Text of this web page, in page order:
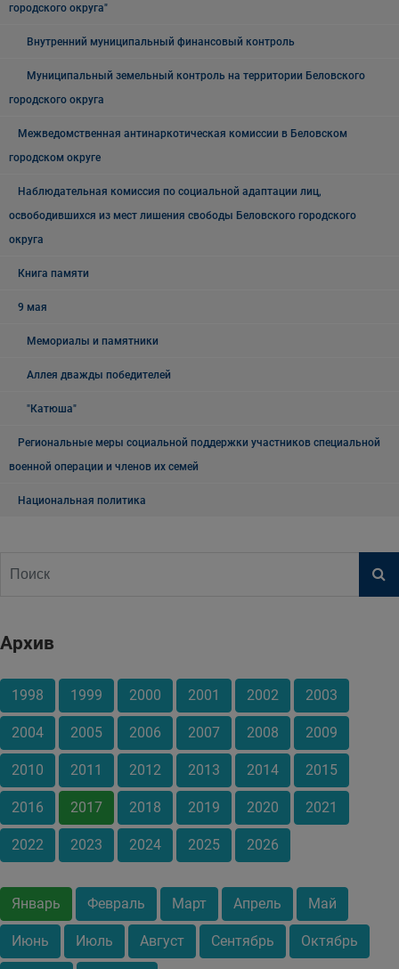
городского округа"
Внутренний муниципальный финансовый контроль
Муниципальный земельный контроль на территории Беловского
городского округа
Межведомственная антинаркотическая комиссии в Беловском
городском округе
Наблюдательная комиссия по социальной адаптации лиц,
освободившихся из мест лишения свободы Беловского городского
округа
Книга памяти
9 мая
Мемориалы и памятники
Аллея дважды победителей
"Катюша"
Региональные меры социальной поддержки участников специальной
военной операции и членов их семей
Национальная политика
Архив
1998 1999 2000 2001 2002 2003
2004 2005 2006 2007 2008 2009
2010 2011 2012 2013 2014 2015
2016 2017 2018 2019 2020 2021
2022 2023 2024 2025 2026
Январь Февраль Март Апрель Май
Июнь Июль Август Сентябрь Октябрь